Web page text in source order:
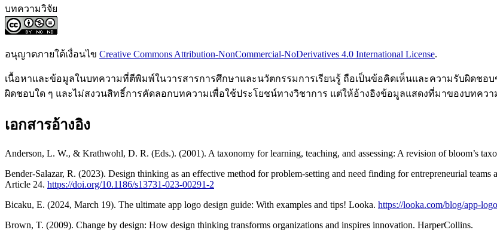
บทความวิจัย
อนุญาตภายใต้เงื่อนไข Creative Commons Attribution-NonCommercial-NoDerivatives 4.0 International License.
เนื้อหาและข้อมูลในบทความที่ตีพิมพ์ในวารสารการศึกษาและนวัตกรรมการเรียนรู้ ถือเป็นข้อคิดเห็นและความรับผิดชอ
ผิดชอบใด ๆ และไม่สงวนสิทธิ์การคัดลอกบทความเพื่อใช้ประโยชน์ทางวิชาการ แต่ให้อ้างอิงข้อมูลแสดงที่มาของบทคว
เอกสารอ้างอิง
Anderson, L. W., & Krathwohl, D. R. (Eds.). (2001). A taxonomy for learning, teaching, and assessing: A revision of bloom’s
Bender-Salazar, R. (2023). Design thinking as an effective method for problem-setting and need finding for entrepreneurial
Article 24. https://doi.org/10.1186/s13731-023-00291-2
Bicaku, E. (2024, March 19). The ultimate app logo design guide: With examples and tips! Looka. https://looka.com/blog/app-logo
Brown, T. (2009). Change by design: How design thinking transforms organizations and inspires innovation. HarperCollins.